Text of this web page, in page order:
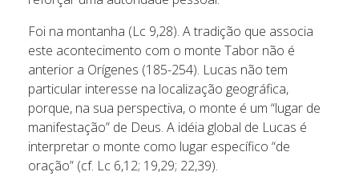
Foi na montanha (Lc 9,28). A tradição que associa
este acontecimento com o monte Tabor não é
anterior a Orígenes (185-254). Lucas não tem
particular interesse na localização geográfica,
porque, na sua perspectiva, o monte é um “lugar de
manifestação” de Deus. A idéia global de Lucas é
interpretar o monte como lugar específico “de
oração” (cf. Lc 6,12; 19,29; 22,39).